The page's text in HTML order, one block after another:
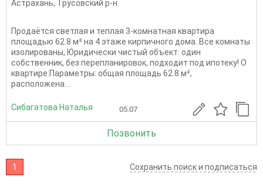
Астрахань, Трусовский р-н
Продаётся светлая и теплая 3-комнатная квартира
площадью 62.8 м² на 4 этаже кирпичного дома. Все комнаты
изолированы, Юридически чистый объект: один
собственник, без перепланировок, подходит под ипотеку! О
квартире:Параметры: общая площадь 62.8 м²,
расположена...
Сибагатова Наталья 05.07
Позвонить
1 Сохранить поиск и подписаться